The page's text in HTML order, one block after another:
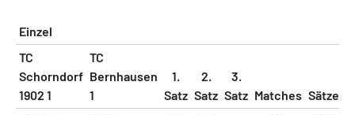
Einzel
TC
Schorndorf
1902 1
TC
Bernhausen
1
1.
Satz
2.
Satz
3.
Satz Matches Sätze